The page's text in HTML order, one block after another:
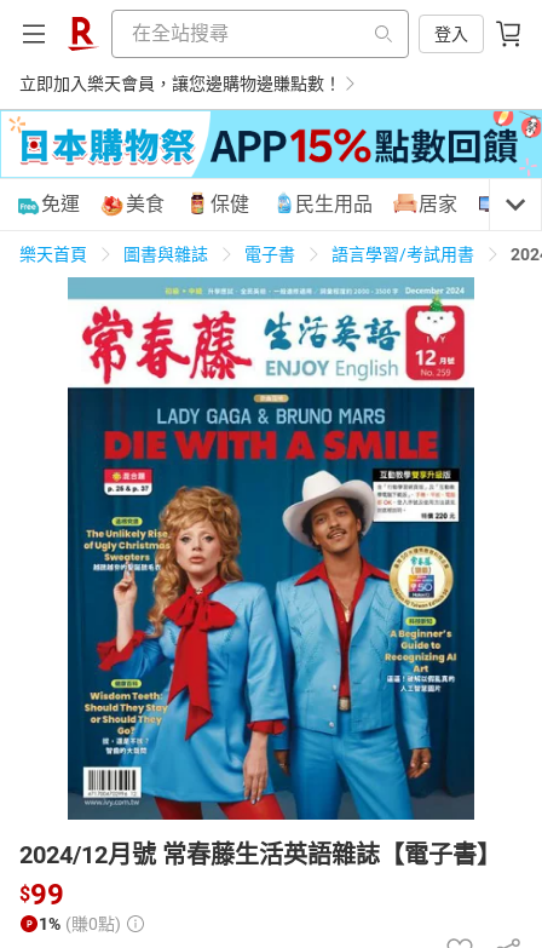
登入
立即加入樂天會員，讓您邊購物邊賺點數！
購物網分類
天天免運 美食蛋糕 養生保健 民生用品
居家生活 3C家電 運動休閒 親子玩具
女裝 男裝 化妝保養 情趣用品
電子/紙本書
HOT
免運 美食 保健 民生用品 居家 3C
樂天首頁 圖書與雜誌 電子書 語言學習/考試用書
2024/12月號 常春藤生活英語雜誌【電子書】
$99
1% (賺0點)